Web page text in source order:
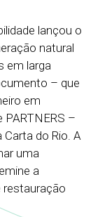
lançou o
natural
em larga
– que
em
PARTNERS –
do Rio. A
uma
a
restauração